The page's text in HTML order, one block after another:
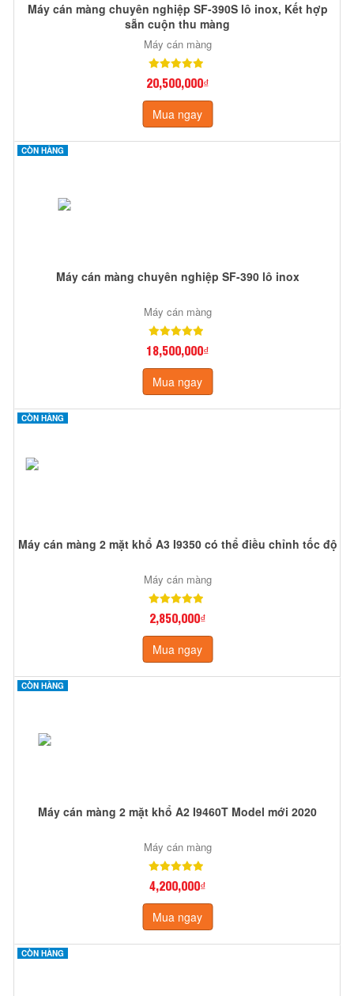
Máy cán màng chuyên nghiệp SF-390S lô inox, Kết hợp
sẵn cuộn thu màng
Máy cán màng
20,500,000₫
Mua ngay
CÒN HÀNG
Máy cán màng chuyên nghiệp SF-390 lô inox
Máy cán màng
18,500,000₫
Mua ngay
CÒN HÀNG
Máy cán màng 2 mặt khổ A3 I9350 có thể điều chỉnh tốc độ
Máy cán màng
2,850,000₫
Mua ngay
CÒN HÀNG
Máy cán màng 2 mặt khổ A2 I9460T Model mới 2020
Máy cán màng
4,200,000₫
Mua ngay
CÒN HÀNG